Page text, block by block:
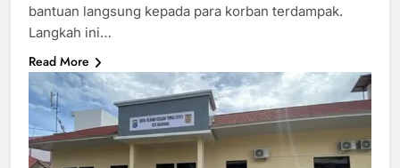
bantuan langsung kepada para korban terdampak.
Langkah ini…
Read More